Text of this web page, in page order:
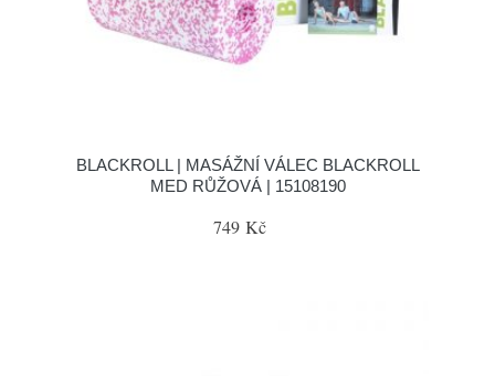
BLACKROLL | MASÁŽNÍ VÁLEC BLACKROLL
MED RŮŽOVÁ | 15108190
749 Kč